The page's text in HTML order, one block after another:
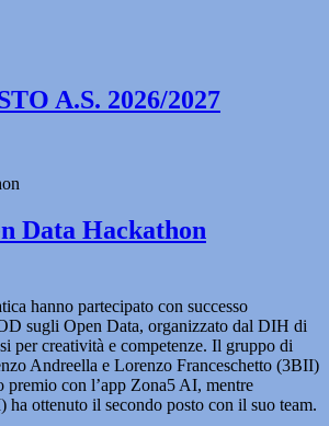
A.S. 2026/2027
Data Hackathon
hanno partecipato con successo
sugli Open Data, organizzato dal DIH di
per creatività e competenze. Il gruppo di
Andreella e Lorenzo Franceschetto (3BII)
premio con l’app Zona5 AI, mentre
ha ottenuto il secondo posto con il suo team.